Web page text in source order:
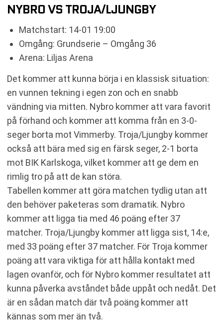
NYBRO VS TROJA/LJUNGBY
Matchstart: 14-01 19:00
Omgång: Grundserie – Omgång 36
Arena: Liljas Arena
Det kommer att kunna börja i en klassisk situation:
en vunnen tekning i egen zon och en snabb
vändning via mitten. Nybro kommer att vara favorit
på förhand och kommer att komma från en 3-0-
seger borta mot Vimmerby. Troja/Ljungby kommer
också att bära med sig en färsk seger, 2-1 borta
mot BIK Karlskoga, vilket kommer att ge dem en
rimlig tro på att de kan störa.
Tabellen kommer att göra matchen tydlig utan att
den behöver paketeras som dramatik. Nybro
kommer att ligga tia med 46 poäng efter 37
matcher. Troja/Ljungby kommer att ligga sist, 14:e,
med 33 poäng efter 37 matcher. För Troja kommer
poäng att vara viktiga för att hålla kontakt med
lagen ovanför, och för Nybro kommer resultatet att
kunna påverka avståndet både uppåt och nedåt. Det
är en sådan match där två poäng kommer att
kännas som mer än två.